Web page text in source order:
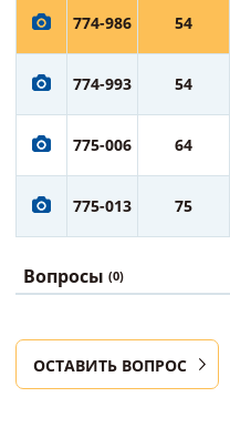
774-986 54
774-993 54
775-006 64
775-013 75
Вопросы (0)
ОСТАВИТЬ ВОПРОС